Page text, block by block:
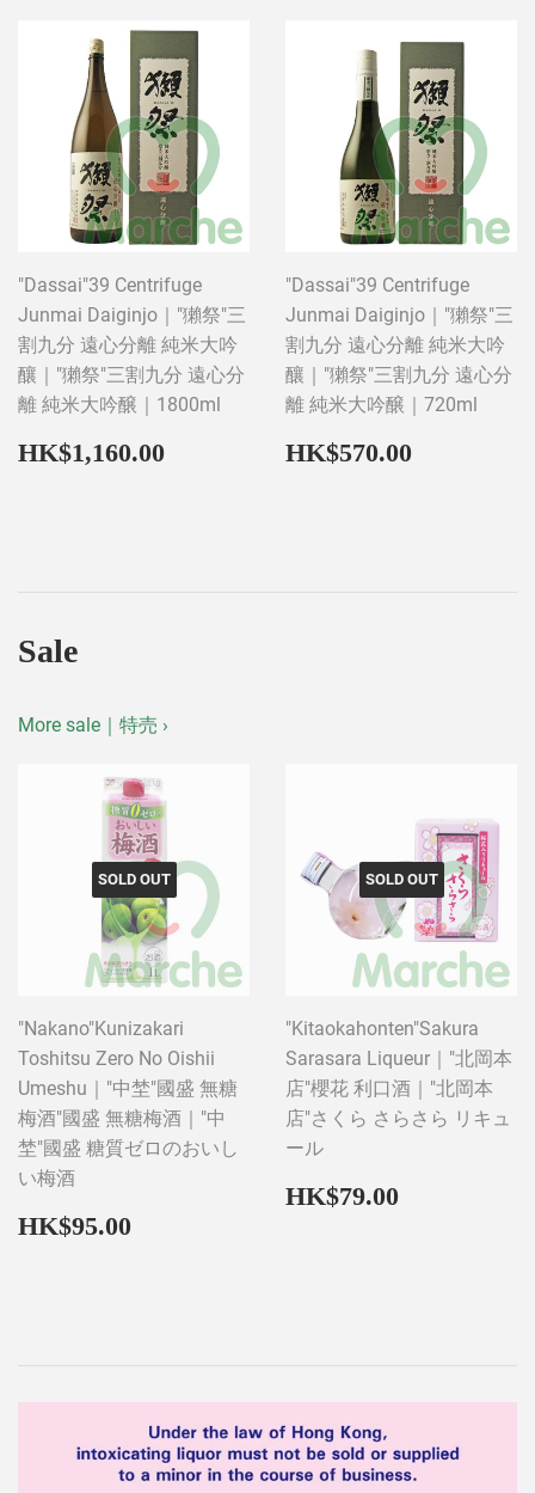
"Dassai"39 Centrifuge
Junmai Daiginjo｜"獺祭"三
割九分 遠心分離 純米大吟
釀｜"獺祭"三割九分 遠心分
離 純米大吟醸｜1800ml
Regular
price
HK$1,160.00 HK$1,160.00
"Dassai"39 Centrifuge
Junmai Daiginjo｜"獺祭"三
割九分 遠心分離 純米大吟
釀｜"獺祭"三割九分 遠心分
離 純米大吟醸｜720ml
Regular
price
HK$570.00
Sale
More sale｜特売 ›
SOLD OUT
"Nakano"Kunizakari
Toshitsu Zero No Oishii
Umeshu｜"中埜"國盛 無糖
梅酒"國盛 無糖梅酒｜"中
埜"國盛 糖質ゼロのおいし
い梅酒
Regular
price
HK$95.00
SOLD OUT
"Kitaokahonten"Sakura
Sarasara Liqueur｜"北岡本
店"櫻花 利口酒｜"北岡本
店"さくら さらさら リキュ
ール
Regular
price
HK$79.00